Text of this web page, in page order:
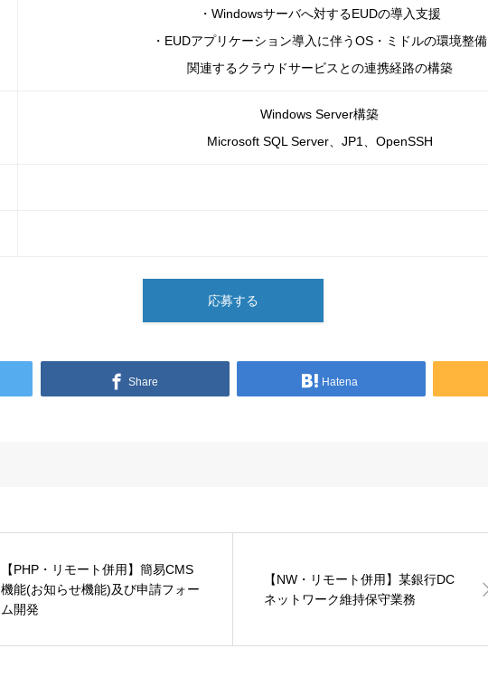
・Windowsサーバへ対するEUDの導入支援
・EUDアプリケーション導入に伴うOS・ミドルの環境整備
関連するクラウドサービスとの連携経路の構築
Windows Server構築
Microsoft SQL Server、JP1、OpenSSH
応募する
Share Hatena
【PHP・リモート併用】簡易CMS
機能(お知らせ機能)及び申請フォー
ム開発
【NW・リモート併用】某銀行DC
ネットワーク維持保守業務